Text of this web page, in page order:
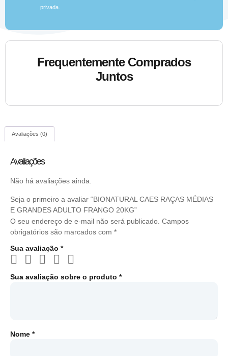
privada.
Frequentemente Comprados
Juntos
Avaliações (0)
Avaliações
Não há avaliações ainda.
Seja o primeiro a avaliar “BIONATURAL CAES RAÇAS MÉDIAS
E GRANDES ADULTO FRANGO 20KG”
O seu endereço de e-mail não será publicado. Campos
obrigatórios são marcados com *
Sua avaliação *
Sua avaliação sobre o produto *
Nome *